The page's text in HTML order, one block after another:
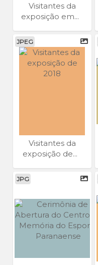
Visitantes da
exposição em...
JPEG
Visitantes da
exposição de...
JPG